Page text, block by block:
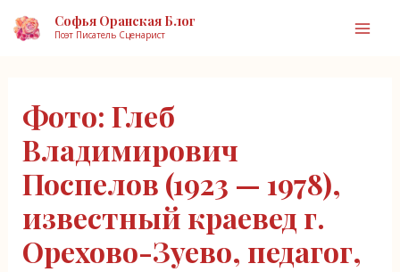
ПерейтиСофья Оранская Блог
Поэт Писатель Сценарист
Фото: Глеб
Владимирович
Поспелов (1923 — 1978),
известный краевед г.
Орехово-Зуево, педагог,